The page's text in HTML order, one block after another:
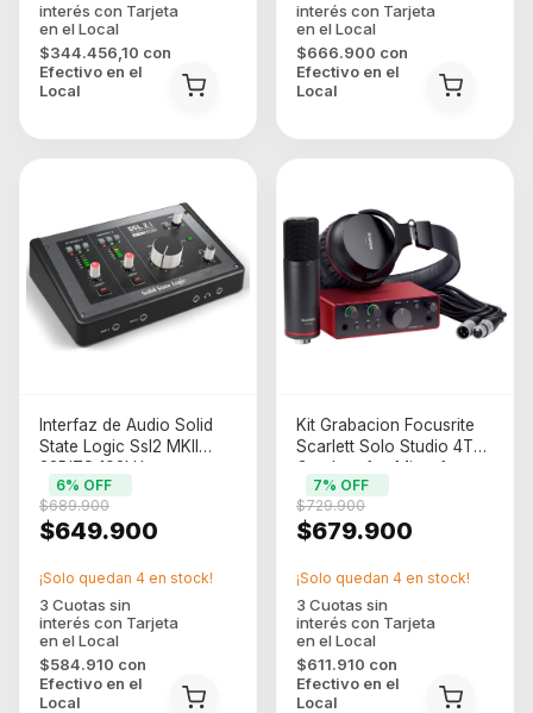
$344.456,10 con
Efectivo en el
Local
$666.900 con
Efectivo en el
Local
Interfaz de Audio Solid
State Logic Ssl2 MKII
32BITS 192kHz
$649.900
$689.900
6% OFF
$584.910 con
Efectivo en el
Local
¡Solo quedan 4 en stock!
Kit Grabacion Focusrite
Scarlett Solo Studio 4TH
Gen Interfaz Microfono
Auricular
$679.900
$729.900
7% OFF
$611.910 con
Efectivo en el
Local
¡Solo quedan 4 en stock!